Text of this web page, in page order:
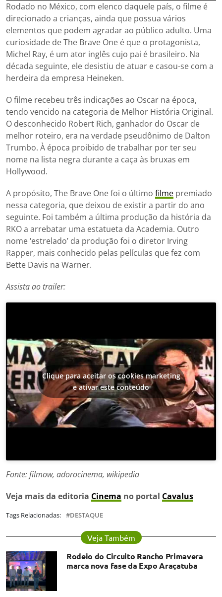
Rodado no México, com elenco daquele país, o filme é
direcionado a crianças, ainda que possua vários
elementos que podem agradar ao público adulto. Uma
curiosidade de The Brave One é que o protagonista,
Michel Ray, é um ator inglês cujo pai é brasileiro. Na
década seguinte, ele desistiu de atuar e casou-se com a
herdeira da empresa Heineken.
O filme recebeu três indicações ao Oscar na época,
tendo vencido na categoria de Melhor História Original.
O desconhecido Robert Rich, ganhador do Oscar de
melhor roteiro, era na verdade pseudônimo de Dalton
Trumbo. À época proibido de trabalhar por ter seu
nome na lista negra durante a caça às bruxas em
Hollywood.
A propósito, The Brave One foi o último filme premiado
nessa categoria, que deixou de existir a partir do ano
seguinte. Foi também a última produção da história da
RKO a arrebatar uma estatueta da Academia. Outro
nome ‘estrelado’ da produção foi o diretor Irving
Rapper, mais conhecido pelas películas que fez com
Bette Davis na Warner.
Assista ao trailer:
Clique para aceitar os cookies marketing
e ativar este conteúdo
Fonte: filmow, adorocinema, wikipedia
Veja mais da editoria Cinema no portal Cavalus
Tags Relacionadas: DESTAQUE
Veja Também
Rodeio do Circuito Rancho Primavera
marca nova fase da Expo Araçatuba